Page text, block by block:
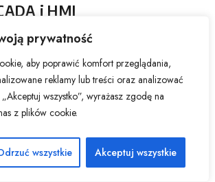
prywatność
aby poprawić komfort przeglądania,
reklamy lub treści oraz analizować
wszystko”, wyrażasz zgodę na
z plików cookie.
wszystkie Akceptuj wszystkie
i HMI
SCADA i interfejsów HMI
stabilność transmisji danych
zdalnego monitorowania stanu
oferować:
funkcje zarządzania
– rekomendowane